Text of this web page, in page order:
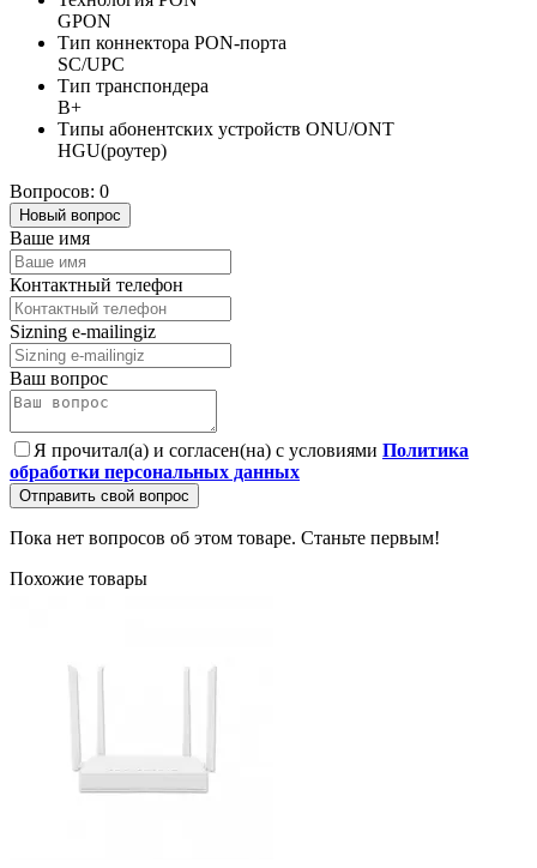
GPON
Тип коннектора PON-порта
SC/UPC
Тип транспондера
B+
Типы абонентских устройств ONU/ONT
HGU(роутер)
Вопросов: 0
Новый вопрос
Ваше имя
Контактный телефон
Sizning e-mailingiz
Ваш вопрос
Я прочитал(а) и согласен(на) с условиями Политика
обработки персональных данных
Отправить свой вопрос
Пока нет вопросов об этом товаре. Станьте первым!
Похожие товары